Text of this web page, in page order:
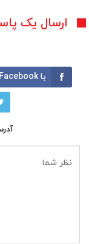
ارسال یک
با Facebook وارد شوید